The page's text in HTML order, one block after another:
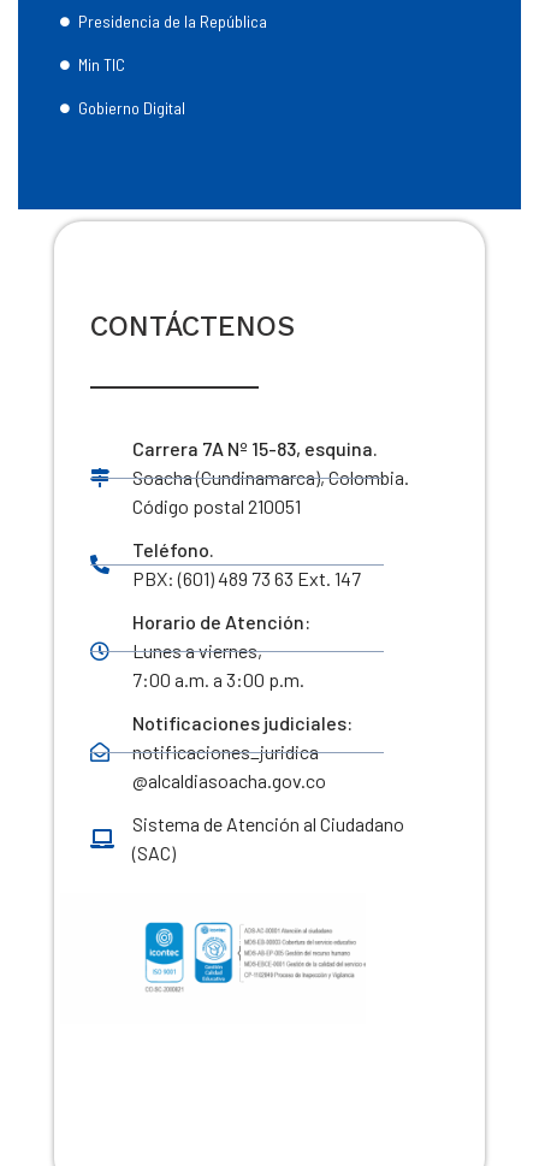
Presidencia de la República
Min TIC
Gobierno Digital
CONTÁCTENOS
Carrera 7A Nº 15-83, esquina.
Soacha (Cundinamarca), Colombia.
Código postal 210051
Teléfono.
PBX: (601) 489 73 63 Ext. 147
Horario de Atención:
Lunes a viernes,
7:00 a.m. a 3:00 p.m.
Notificaciones judiciales:
notificaciones_juridica
@alcaldiasoacha.gov.co
Sistema de Atención al Ciudadano
(SAC)